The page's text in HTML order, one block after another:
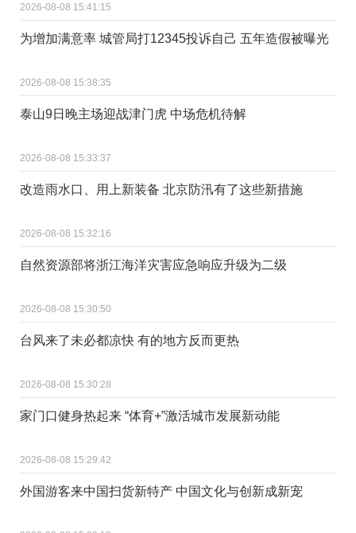
2026-08-08 15:41:15
为增加满意率 城管局打12345投诉自己 五年造假被曝光
2026-08-08 15:38:35
泰山9日晚主场迎战津门虎 中场危机待解
2026-08-08 15:33:37
改造雨水口、用上新装备 北京防汛有了这些新措施
2026-08-08 15:32:16
自然资源部将浙江海洋灾害应急响应升级为二级
2026-08-08 15:30:50
台风来了未必都凉快 有的地方反而更热
2026-08-08 15:30:28
家门口健身热起来 “体育+”激活城市发展新动能
2026-08-08 15:29:42
外国游客来中国扫货新特产 中国文化与创新成新宠